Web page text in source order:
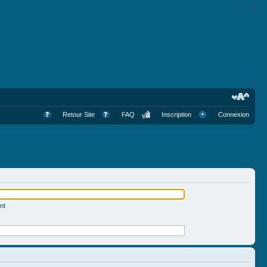
Retour Site FAQ Inscription Connexion